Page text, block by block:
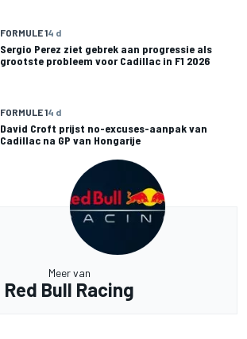
FORMULE 14 d
Sergio Perez ziet gebrek aan progressie als
grootste probleem voor Cadillac in F1 2026
FORMULE 14 d
David Croft prijst no-excuses-aanpak van
Cadillac na GP van Hongarije
Meer van
Red Bull Racing